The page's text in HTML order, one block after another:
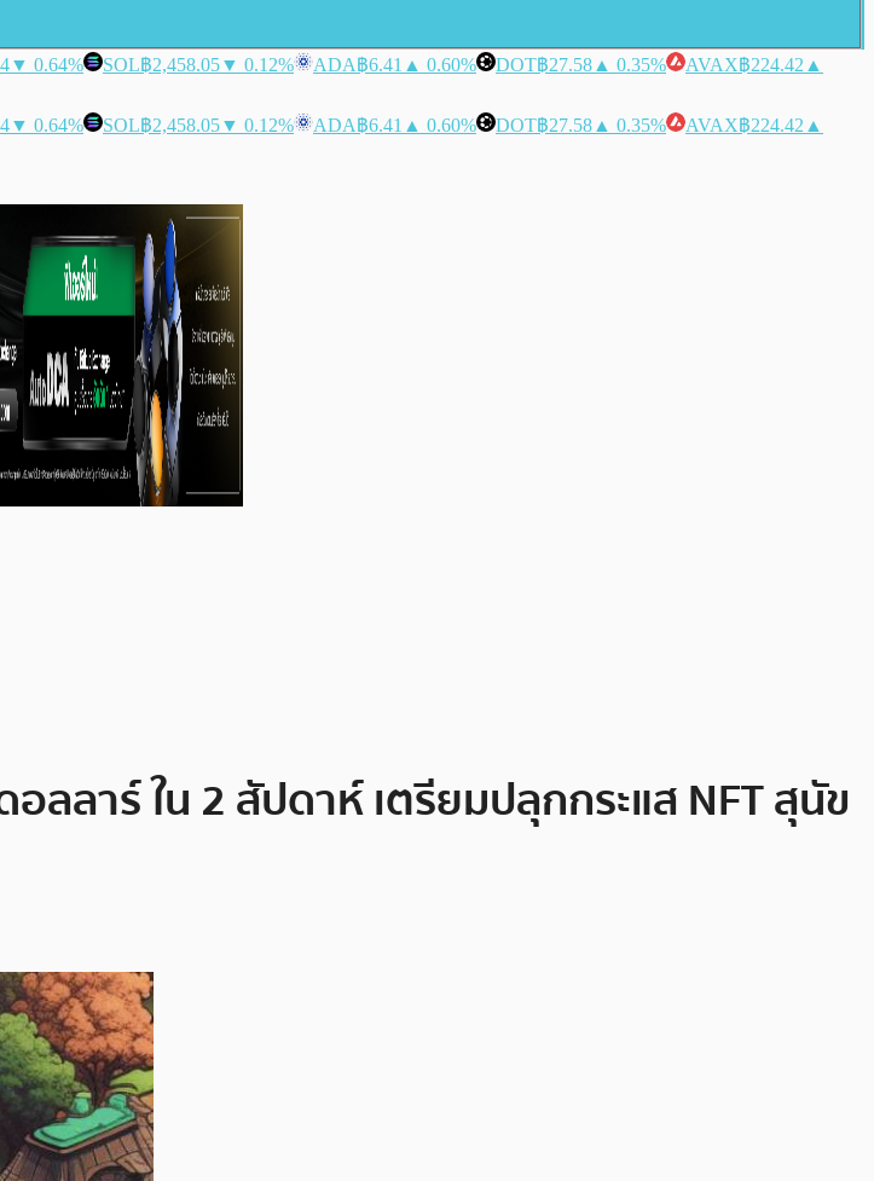
▼ 0.64% SOL฿2,458.05▼ 0.12% ADA฿6.41 ▲ 0.60% DOT฿27.58 ▲ 0.35% AVAX฿224.42 ▲
▼ 0.64% SOL฿2,458.05▼ 0.12% ADA฿6.41 ▲ 0.60% DOT฿27.58 ▲ 0.35% AVAX฿224.42 ▲
ลลาร์ ใน 2 สัปดาห์ เตรียมปลุกกระแส NFT สุนัข